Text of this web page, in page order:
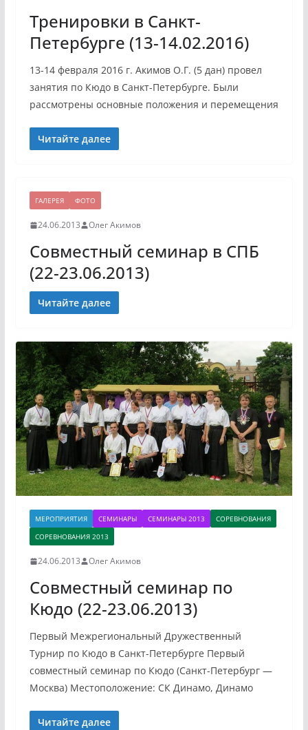
Тренировки в Санкт-
Петербурге (13-14.02.2016)
13-14 февраля 2016 г. Акимов О.Г. (5 дан) провел
занятия по Кюдо в Санкт-Петербурге. Были
рассмотрены основные положения и перемещения
Читайте далее
ГАЛЕРЕЯ ФОТО
24.06.2013 Олег Акимов
Совместный семинар в СПБ
(22-23.06.2013)
Читайте далее
МЕРОПРИЯТИЯ СЕМИНАРЫ СЕМИНАРЫ 2013
СОРЕВНОВАНИЯ
СОРЕВНОВАНИЯ 2013
24.06.2013 Олег Акимов
Cовместный семинар по
Кюдо (22-23.06.2013)
Первый Межрегиональный Дружественный
Турнир по Кюдо в Санкт-Петербурге Первый
совместный семинар по Кюдо (Санкт-Петербург —
Москва) Местоположение: СК Динамо, Динамо
Читайте далее